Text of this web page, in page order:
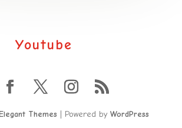
Youtube
Themes | Powered byWordPress